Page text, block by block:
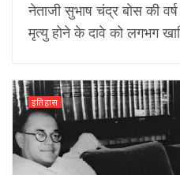
नेताजी सुभाष चंद्र बोस की
मृत्यु होने के दावे को लगभग
इतिहास